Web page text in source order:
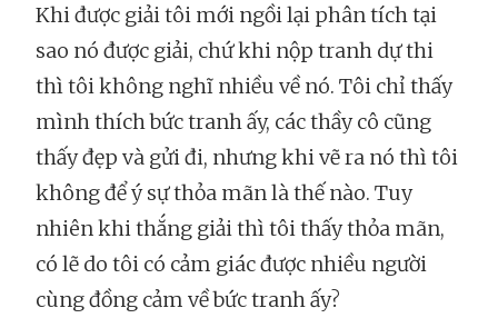
Khi được giải tôi mới ngồi lại phân tích tại
sao nó được giải, chứ khi nộp tranh dự thi
thì tôi không nghĩ nhiều về nó. Tôi chỉ thấy
mình thích bức tranh ấy, các thầy cô cũng
thấy đẹp và gửi đi, nhưng khi vẽ ra nó thì tôi
không để ý sự thỏa mãn là thế nào. Tuy
nhiên khi thắng giải thì tôi thấy thỏa mãn,
có lẽ do tôi có cảm giác được nhiều người
cùng đồng cảm về bức tranh ấy?